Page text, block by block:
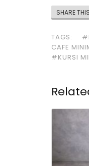
SHARE THIS
TAGS:
CAFE
#KURSI